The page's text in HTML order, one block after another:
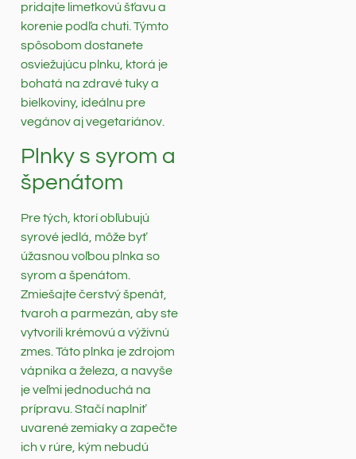
pridajte limetkovú šťavu a
korenie podľa chuti. Týmto
spôsobom dostanete
osviežujúcu plnku, ktorá je
bohatá na zdravé tuky a
bielkoviny, ideálnu pre
vegánov aj vegetariánov.
Plnky s syrom a
špenátom
Pre tých, ktorí obľubujú
syrové jedlá, môže byť
úžasnou voľbou plnka so
syrom a špenátom.
Zmiešajte čerstvý špenát,
tvaroh a parmezán, aby ste
vytvorili krémovú a výživnú
zmes. Táto plnka je zdrojom
vápnika a železa, a navyše
je veľmi jednoduchá na
prípravu. Stačí naplniť
uvarené zemiaky a zapečte
ich v rúre, kým nebudú